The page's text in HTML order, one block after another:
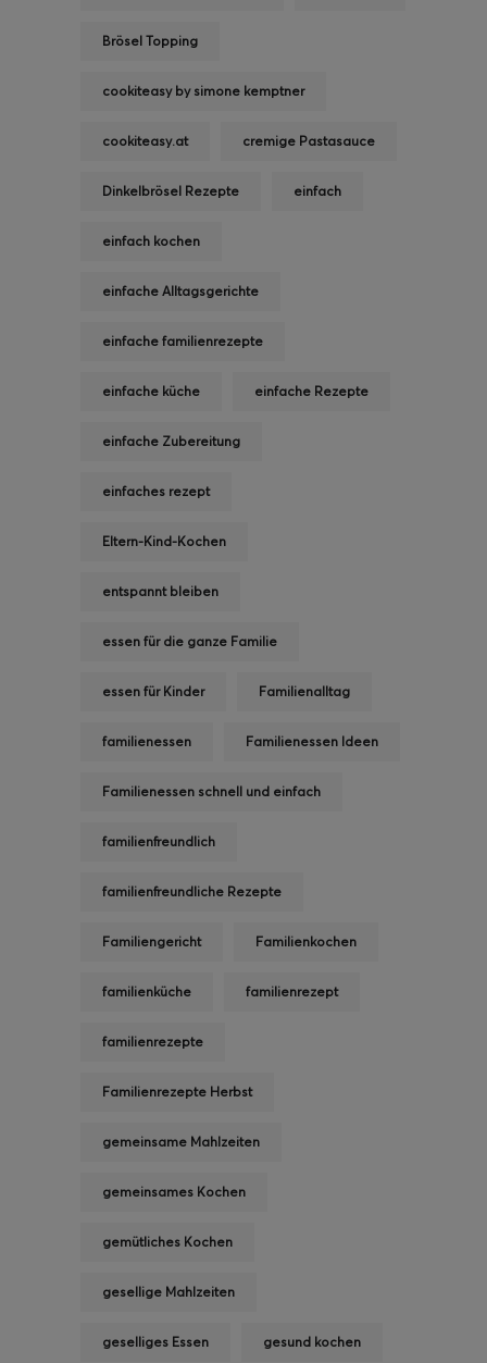
Brösel Topping
cookiteasy by simone kemptner
cookiteasy.at cremige Pastasauce
Dinkelbrösel Rezepte einfach
einfach kochen
einfache Alltagsgerichte
einfache familienrezepte
einfache küche einfache Rezepte
einfache Zubereitung
einfaches rezept
Eltern-Kind-Kochen
entspannt bleiben
essen für die ganze Familie
essen für Kinder Familienalltag
familienessen Familienessen Ideen
Familienessen schnell und einfach
familienfreundlich
familienfreundliche Rezepte
Familiengericht Familienkochen
familienküche familienrezept
familienrezepte
Familienrezepte Herbst
gemeinsame Mahlzeiten
gemeinsames Kochen
gemütliches Kochen
gesellige Mahlzeiten
geselliges Essen gesund kochen